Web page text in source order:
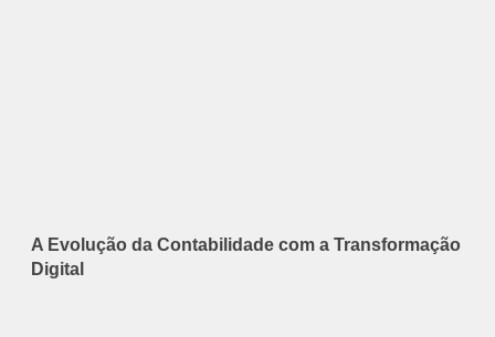
A Evolução da Contabilidade com a Transformação
Digital